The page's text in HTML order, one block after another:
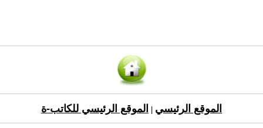
الموقع الرئيسي الموقع الرئيسي للكاتب-ة